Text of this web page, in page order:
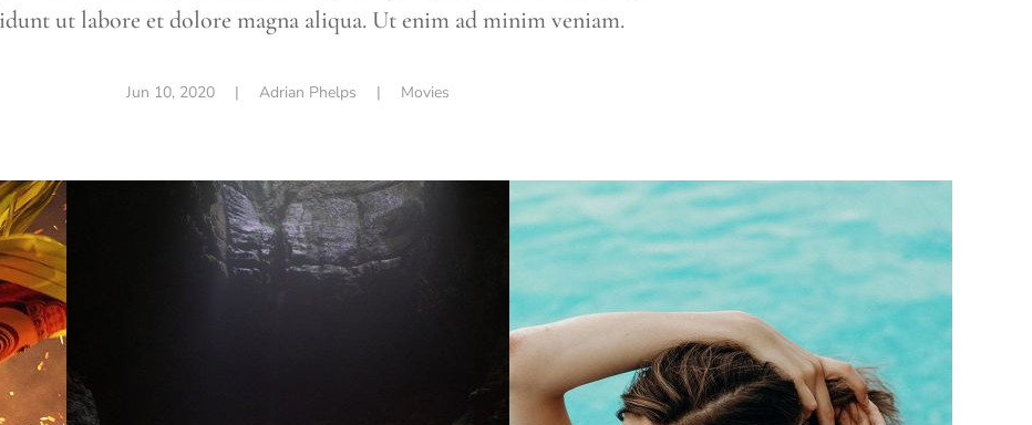
ut labore et dolore magna aliqua. Ut enim ad minim veniam.
Jun 10, 2020 | Adrian Phelps | Movies